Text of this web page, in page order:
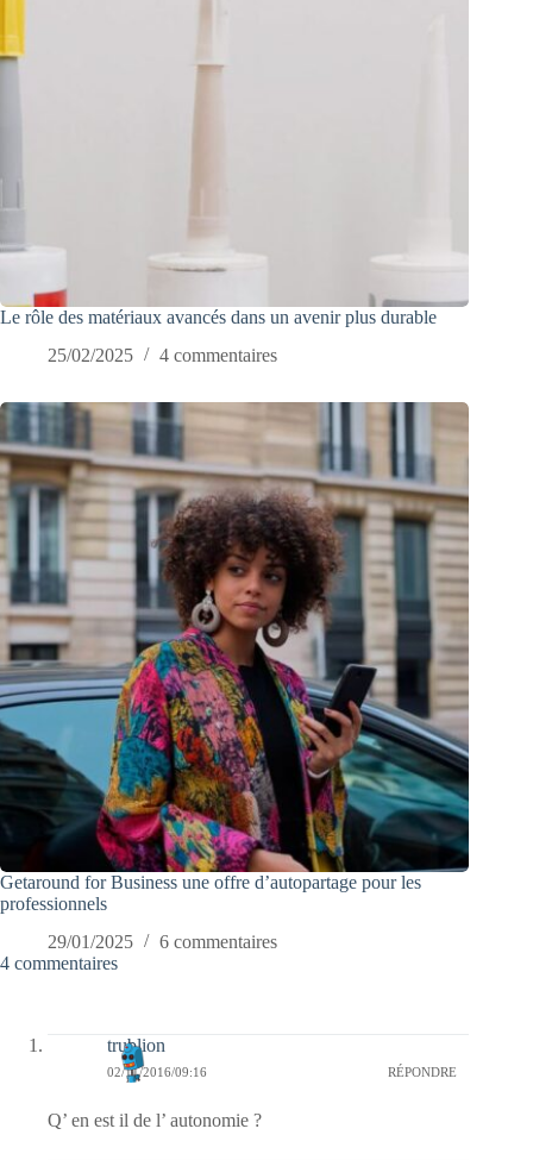
Le rôle des matériaux avancés dans un avenir plus durable
25/02/2025
4 commentaires
Getaround for Business une offre d’autopartage pour les
professionnels
29/01/2025
6 commentaires
4 commentaires
trublion
02/11/2016/09:16 RÉPONDRE
Q’ en est il de l’ autonomie ?